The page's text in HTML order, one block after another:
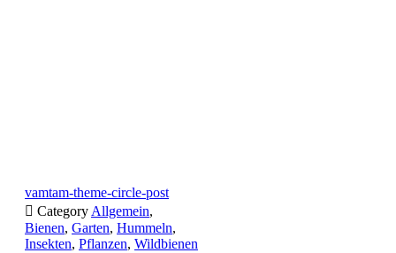
vamtam-theme-circle-post
 Category Allgemein,
Bienen, Garten, Hummeln,
Insekten, Pflanzen, Wildbienen